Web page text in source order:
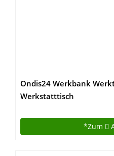
Ondis24 Werkbank
Werkstatttisch
*Zum